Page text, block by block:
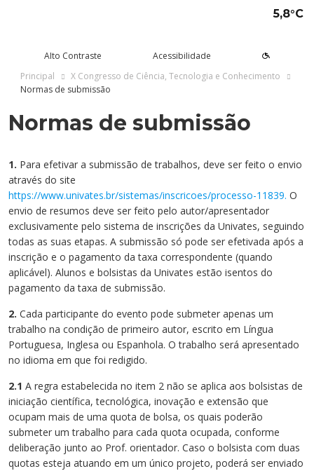
5,8°C
aqui voltar
e bolsas
que a Univates?
guiadas
Univates
voltar
a Distância - EAD
e Doutorados
MBA
Crie
de Idiomas
Médicas
voltar
Mantenedora
Virtual
Institucional
Conosco
e Inovação voltar
da Inovação
Tecnológica da
- Inovates
voltar
Abertos à Comunidade
Pedagógica Externa
e Lazer voltar
Univates
e Saúde
Culturais
& Você - Comunidade
Gustavo Adolfo
voltar
de Carreiras
Alto Contraste
Acessibilidade
Principal
X Congresso de Ciência, Tecnologia e Conhecimento
Normas de submissão
Normas de submissão
1. Para efetivar a submissão de trabalhos, deve ser feito o envio
através do site
https://www.univates.br/sistemas/inscricoes/processo-11839. O
envio de resumos deve ser feito pelo autor/apresentador
exclusivamente pelo sistema de inscrições da Univates, seguindo
todas as suas etapas. A submissão só pode ser efetivada após a
inscrição e o pagamento da taxa correspondente (quando
aplicável). Alunos e bolsistas da Univates estão isentos do
pagamento da taxa de submissão.
2. Cada participante do evento pode submeter apenas um
trabalho na condição de primeiro autor, escrito em Língua
Portuguesa, Inglesa ou Espanhola. O trabalho será apresentado
no idioma em que foi redigido.
2.1 A regra estabelecida no item 2 não se aplica aos bolsistas de
iniciação científica, tecnológica, inovação e extensão que
ocupam mais de uma quota de bolsa, os quais poderão
submeter um trabalho para cada quota ocupada, conforme
deliberação junto ao Prof. orientador. Caso o bolsista com duas
quotas esteja atuando em um único projeto, poderá ser enviado